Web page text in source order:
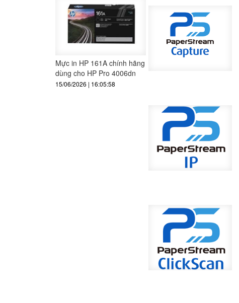
Mực in HP 161A chính hãng
dùng cho HP Pro 4006dn
15/06/2026 | 16:05:58